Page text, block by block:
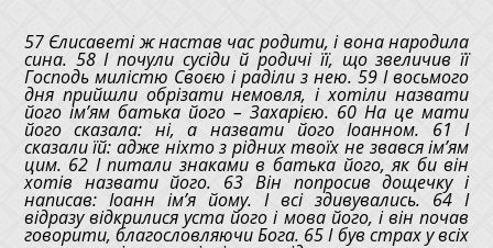
57 Єлисаветі ж настав час родити, і вона народила
сина. 58 І почули сусіди й родичі її, що звеличив її
Господь милістю Своєю і раділи з нею. 59 І восьмого
дня прийшли обрізати немовля, і хотіли назвати
його ім’ям батька його – Захарією. 60 На це мати
його сказала: ні, а назвати його Іоанном. 61 І
сказали їй: адже ніхто з рідних твоїх не звався ім’ям
цим. 62 І питали знаками в батька його, як би він
хотів назвати його. 63 Він попросив дощечку і
написав: Іоанн ім’я йому. І всі здивувались. 64 І
відразу відкрилися уста його і мова його, і він почав
говорити, благословляючи Бога. 65 І був страх у всіх